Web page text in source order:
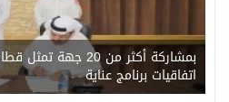
بمشاركة أكثر من 20
اتفاقيات برنامج عناية